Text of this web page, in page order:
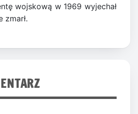
wojskową w 1969 wyjechał
zmarł.